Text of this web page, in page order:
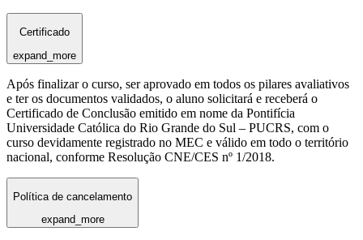
Certificado
expand_more
Após finalizar o curso, ser aprovado em todos os pilares avaliativos
e ter os documentos validados, o aluno solicitará e receberá o
Certificado de Conclusão emitido em nome da Pontifícia
Universidade Católica do Rio Grande do Sul – PUCRS, com o
curso devidamente registrado no MEC e válido em todo o território
nacional, conforme Resolução CNE/CES nº 1/2018.
Política de cancelamento
expand_more